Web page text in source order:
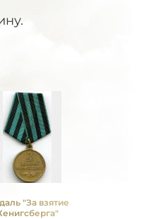
"За взятие